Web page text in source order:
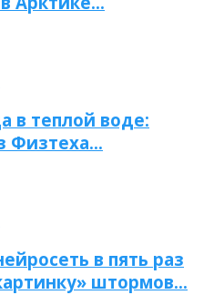
в теплой воде:
Физтеха…
в пять раз
штормов…